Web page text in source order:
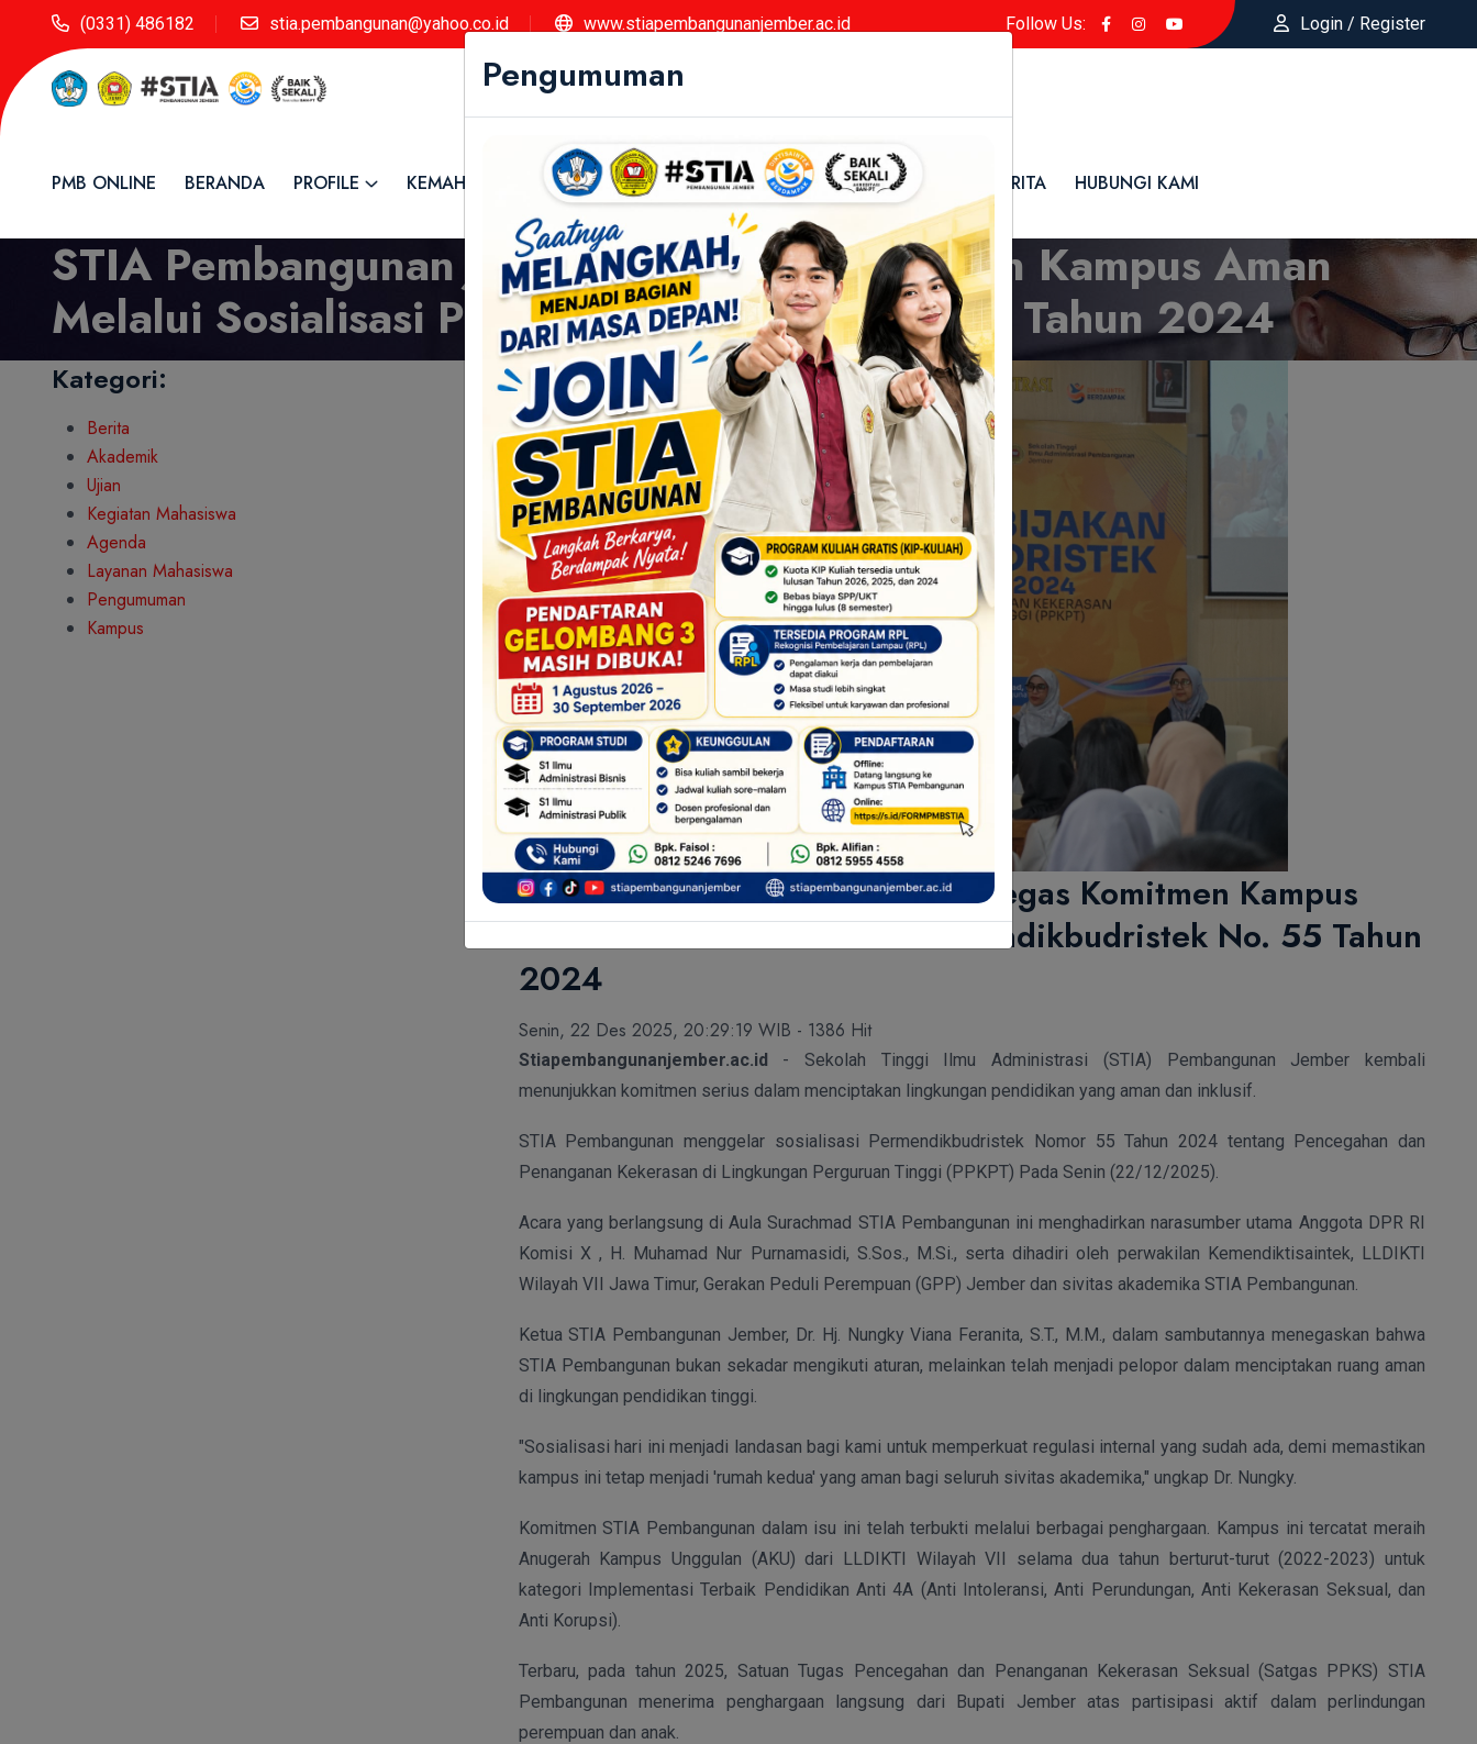
Pengumuman
(0331) 486182 stia.pembangunan@yahoo.co.id www.stiapembangunanjember.ac.id Follow Us: Login / Register
PMB ONLINE BERANDA PROFILE KEMAHASISWAAN GALLERY DOWNLOAD PENGUMUMAN BERITA HUBUNGI KAMI
STIA Pembangunan Jember Pertegas Komitmen Kampus Aman
Melalui Sosialisasi Permendikbudristek No. 55 Tahun 2024
Kategori:
Berita
Akademik
Ujian
Kegiatan Mahasiswa
Agenda
Layanan Mahasiswa
Pengumuman
Kampus
STIA Pembangunan Jember Pertegas Komitmen Kampus
Aman Melalui Sosialisasi Permendikbudristek No. 55 Tahun
2024
Senin, 22 Des 2025, 20:29:19 WIB - 1386 Hit
Stiapembangunanjember.ac.id - Sekolah Tinggi Ilmu Administrasi (STIA) Pembangunan Jember kembali
menunjukkan komitmen serius dalam menciptakan lingkungan pendidikan yang aman dan inklusif.
STIA Pembangunan menggelar sosialisasi Permendikbudristek Nomor 55 Tahun 2024 tentang Pencegahan dan
Penanganan Kekerasan di Lingkungan Perguruan Tinggi (PPKPT) Pada Senin (22/12/2025).
Acara yang berlangsung di Aula Surachmad STIA Pembangunan ini menghadirkan narasumber utama Anggota DPR RI
Komisi X , H. Muhamad Nur Purnamasidi, S.Sos., M.Si., serta dihadiri oleh perwakilan Kemendiktisaintek, LLDIKTI
Wilayah VII Jawa Timur, Gerakan Peduli Perempuan (GPP) Jember dan sivitas akademika STIA Pembangunan.
Ketua STIA Pembangunan Jember, Dr. Hj. Nungky Viana Feranita, S.T., M.M., dalam sambutannya menegaskan bahwa
STIA Pembangunan bukan sekadar mengikuti aturan, melainkan telah menjadi pelopor dalam menciptakan ruang aman
di lingkungan pendidikan tinggi.
"Sosialisasi hari ini menjadi landasan bagi kami untuk memperkuat regulasi internal yang sudah ada, demi memastikan
kampus ini tetap menjadi 'rumah kedua' yang aman bagi seluruh sivitas akademika," ungkap Dr. Nungky.
Komitmen STIA Pembangunan dalam isu ini telah terbukti melalui berbagai penghargaan. Kampus ini tercatat meraih
Anugerah Kampus Unggulan (AKU) dari LLDIKTI Wilayah VII selama dua tahun berturut-turut (2022-2023) untuk
kategori Implementasi Terbaik Pendidikan Anti 4A (Anti Intoleransi, Anti Perundungan, Anti Kekerasan Seksual, dan
Anti Korupsi).
Terbaru, pada tahun 2025, Satuan Tugas Pencegahan dan Penanganan Kekerasan Seksual (Satgas PPKS) STIA
Pembangunan menerima penghargaan langsung dari Bupati Jember atas partisipasi aktif dalam perlindungan
perempuan dan anak.